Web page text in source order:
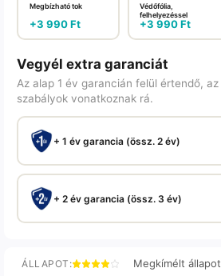
Megbízható tok
+3 990Ft
Védőfólia,
felhelyezéssel
+3 990Ft
Vegyél extra garanciát
Az alap 1 év garancián felül értendő,
szabályok vonatkoznak rá.
+ 1 év garancia (össz. 2 év)
+ 2 év garancia (össz. 3 év)
ÁLLAPOT: Megkímélt